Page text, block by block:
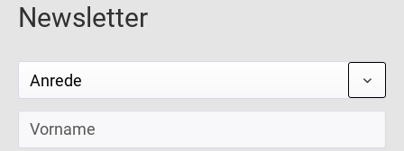
Newsletter